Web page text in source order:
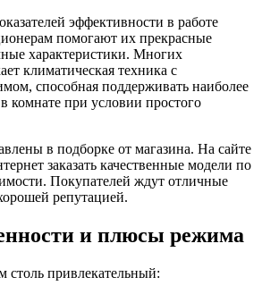
эффективности в работе
помогают их прекрасные
характеристики. Многих
климатическая техника с
способная поддерживать наиболее
комнате при условии простого
в подборке от магазина. На сайте
заказать качественные модели по
Покупателей ждут отличные
репутацией.
и плюсы режима
привлекательный: